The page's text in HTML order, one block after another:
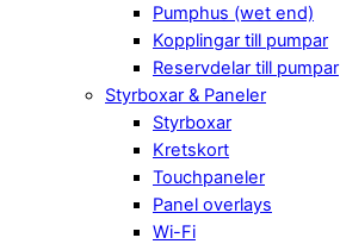
Pumphus (wet end)
Kopplingar till pumpar
Reservdelar till pumpar
Styrboxar & Paneler
Styrboxar
Kretskort
Touchpaneler
Panel overlays
Wi-Fi